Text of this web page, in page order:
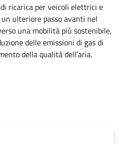
ricarica per veicoli elettrici e
ulteriore passo avanti nel
una mobilità più sostenibile,
delle emissioni di gas di
della qualità dell’aria.